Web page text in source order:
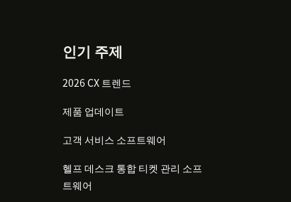
인기 주제
2026 CX 트렌드
제품 업데이트
고객 서비스 소프트웨어
헬프 데스크 통합 티켓 관리 소프
트웨어